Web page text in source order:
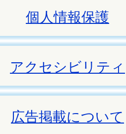
個人情報保護
アクセシビリティ
広告掲載について